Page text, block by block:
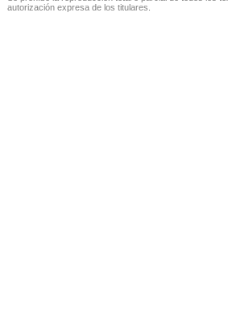
autorización expresa de los titulares.